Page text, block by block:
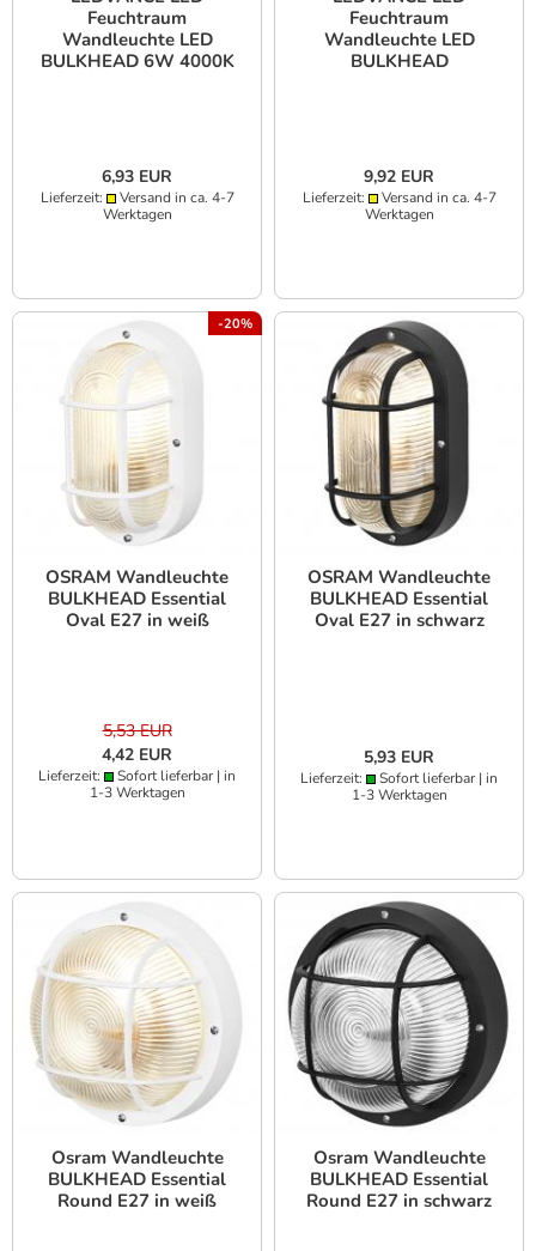
Feuchtraum
Wandleuchte LED
BULKHEAD 6W 4000K
6,93 EUR
Lieferzeit:
Versand in ca. 4-7
Werktagen
Feuchtraum
Wandleuchte LED
BULKHEAD
9,92 EUR
Lieferzeit:
Versand in ca. 4-7
Werktagen
-20%
OSRAM Wandleuchte
BULKHEAD Essential
Oval E27 in weiß
5,53 EUR
4,42 EUR
Lieferzeit:
Sofort lieferbar | in
1-3 Werktagen
OSRAM Wandleuchte
BULKHEAD Essential
Oval E27 in schwarz
5,93 EUR
Lieferzeit:
Sofort lieferbar | in
1-3 Werktagen
Osram Wandleuchte
BULKHEAD Essential
Round E27 in weiß
Osram Wandleuchte
BULKHEAD Essential
Round E27 in schwarz